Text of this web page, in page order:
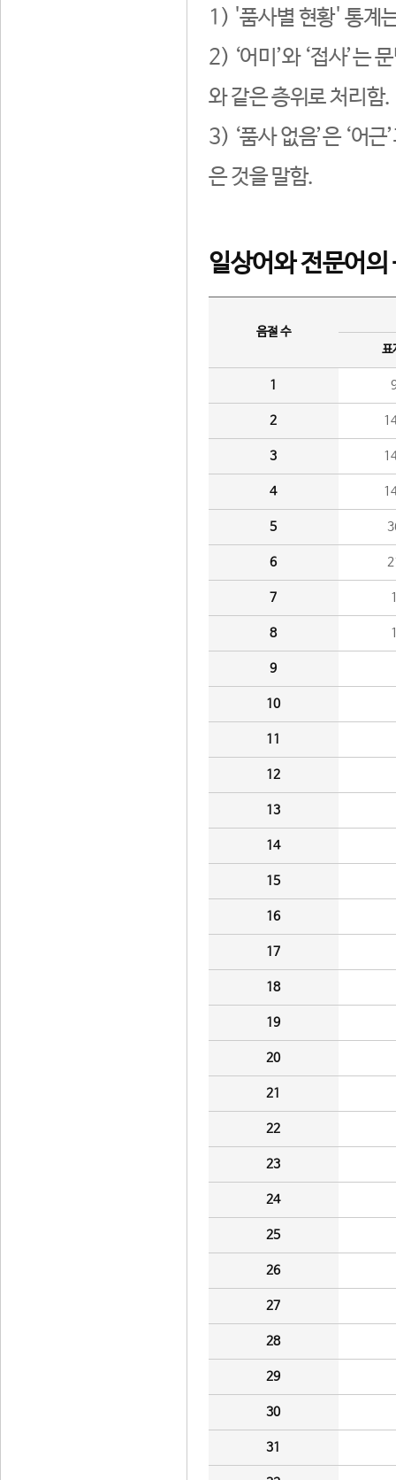
1) '품사별 현황' 통계
2) ‘어미’와 ‘접사’는
와 같은 층위로 처리함.
3) ‘품사 없음’은 ‘어
은 것을 말함.
일상어와 전문어의
음절 수
표
1
2
3
4
5
6
7
8
9
10
11
12
13
14
15
16
17
18
19
20
21
22
23
24
25
26
27
28
29
30
31